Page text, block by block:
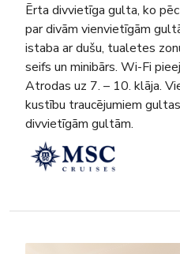
Ērta divvietīga gulta, ko
par divām vienvietīgām
istaba ar dušu, tualetes
seifs un minibārs. Wi-Fi
Atrodas uz 7. – 10. klāja.
kustību traucējumiem
divvietīgām gultām.